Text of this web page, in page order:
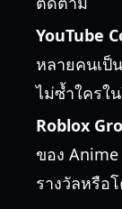
YouTube
หลายคนเป็
ไม่ซ้ำใครใ
Roblox
ของ
รางวัลหรือ